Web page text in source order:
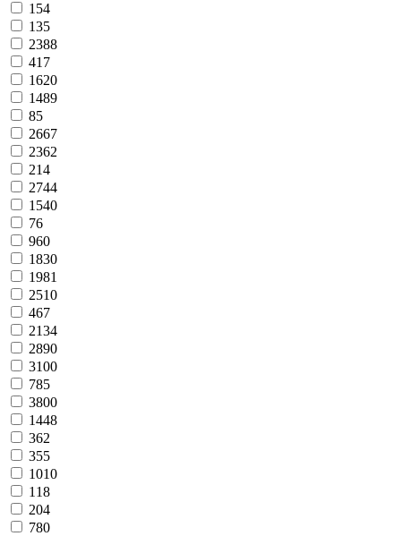
154
135
2388
417
1620
1489
85
2667
2362
214
2744
1540
76
960
1830
1981
2510
467
2134
2890
3100
785
3800
1448
362
355
1010
118
204
780